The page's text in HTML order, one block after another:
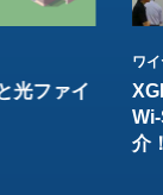
光ファイ
ワ
介